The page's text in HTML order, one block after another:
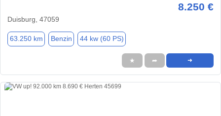
8.250 €
Duisburg, 47059
63.250 km Benzin 44 kw (60 PS)
★ ➦ ➜